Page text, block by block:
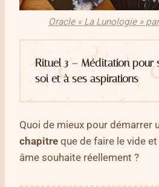
Oracle « La Lunologie »
Rituel 3 – Méditation pour
soi et à ses aspirations
Quoi de mieux pour démarrer
chapitre que de faire le vide
âme souhaite réellement ?